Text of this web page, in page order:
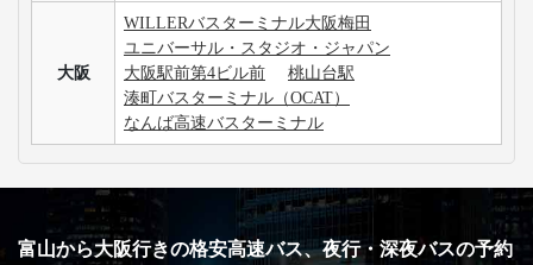
大阪
WILLERバスターミナル大阪梅田
ユニバーサル・スタジオ・ジャパン
大阪駅前第4ビル前
桃山台駅
湊町バスターミナル（OCAT）
なんば高速バスターミナル
富山から大阪行きの格安高速バス、夜行・深夜バスの予約